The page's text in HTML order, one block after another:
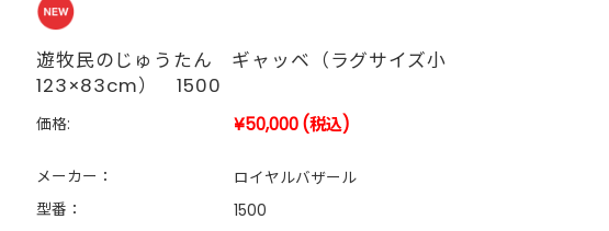
遊牧民のじゅうたん ギャッベ（ラグサイズ小
123×83cm） 1500
価格: ¥50,000(税込)
メーカー：
ロイヤルバザール
型番：
1500